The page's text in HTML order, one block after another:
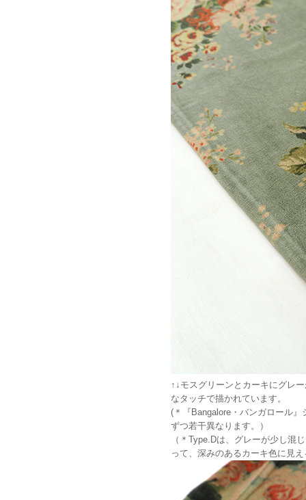
↑↓モスグリーンとカーキにグレ
なタッチで描かれています。
(＊『Bangalore・バンガロール
ずつ若干異なります。）
（＊Type.Dは、グレーが少し混
って、深みのあるカーキ色に見